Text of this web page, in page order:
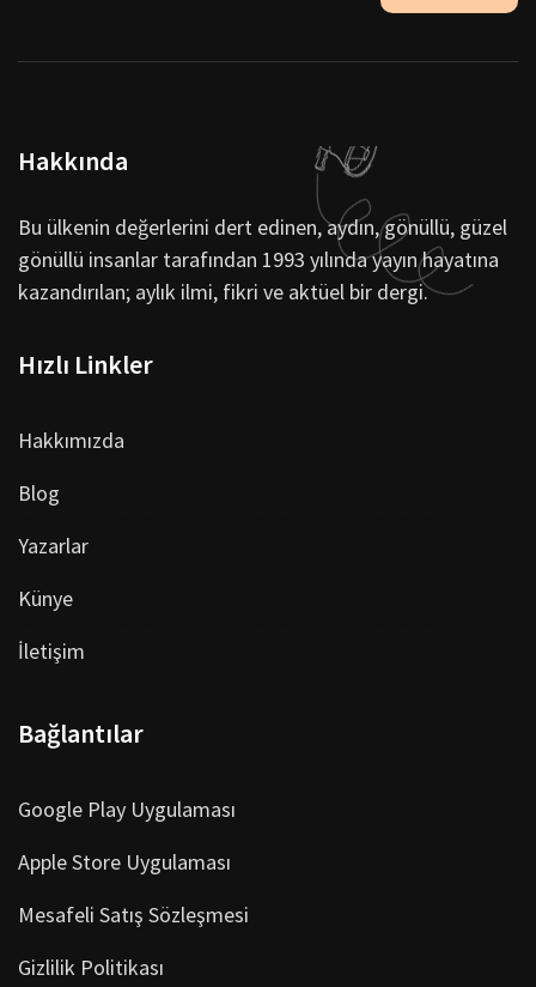
Hakkında
Bu ülkenin değerlerini dert edinen, aydın, gönüllü, güzel
gönüllü insanlar tarafından 1993 yılında yayın hayatına
kazandırılan; aylık ilmi, fikri ve aktüel bir dergi.
Hızlı Linkler
Hakkımızda
Blog
Yazarlar
Künye
İletişim
Bağlantılar
Google Play Uygulaması
Apple Store Uygulaması
Mesafeli Satış Sözleşmesi
Gizlilik Politikası